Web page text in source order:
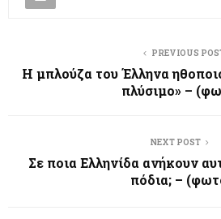
PREVIOUS
Η μπλούζα του Έλληνα
πλύσιμο» –
NEXT POST
Σε ποια Ελληνίδα ανήκουν
πόδια; –